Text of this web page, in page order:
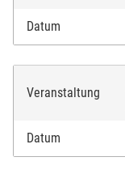
Datum
Veranstaltung
Datum